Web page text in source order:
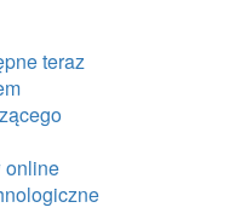
teraz
online